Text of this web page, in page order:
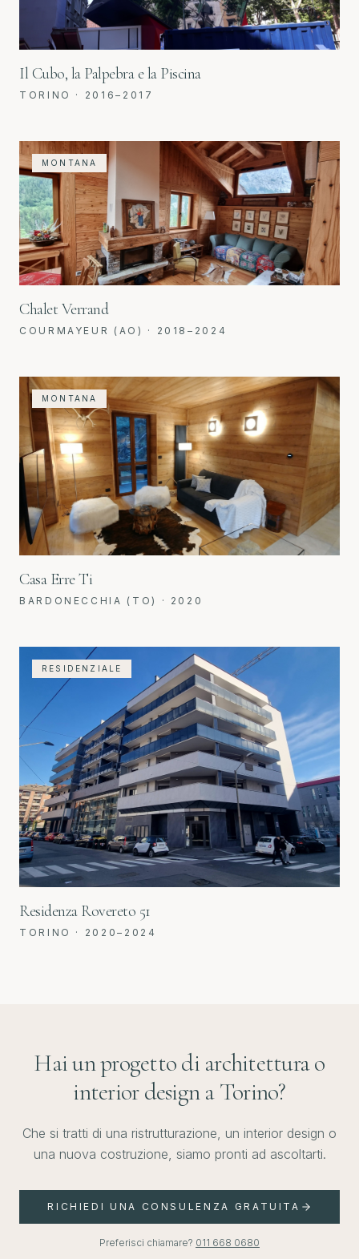
Il Cubo, la Palpebra e la Piscina
TORINO · 2016–2017
MONTANA
Chalet Verrand
COURMAYEUR (AO) · 2018–2024
MONTANA
Casa Erre Ti
BARDONECCHIA (TO) · 2020
RESIDENZIALE
Residenza Rovereto 51
TORINO · 2020–2024
Hai un progetto di architettura o
interior design a Torino?
Che si tratti di una ristrutturazione, un interior design o
una nuova costruzione, siamo pronti ad ascoltarti.
RICHIEDI UNA CONSULENZA GRATUITA
Preferisci chiamare? 011 668 0680